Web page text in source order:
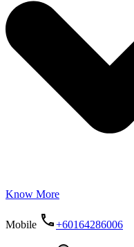
Know More
Mobile +60164286006